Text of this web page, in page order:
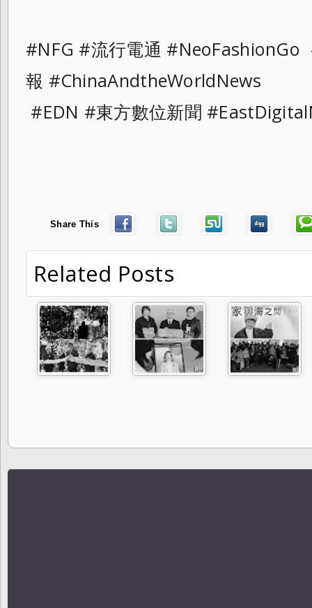
#NFG #流行電通 #NeoFashionGo
報 #ChinaAndtheWorldNews
#EDN #東方數位新聞
Share This
Related Posts